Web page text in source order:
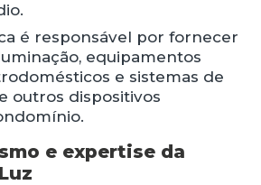
é responsável por fornecer
equipamentos
e sistemas de
outros dispositivos
e expertise da